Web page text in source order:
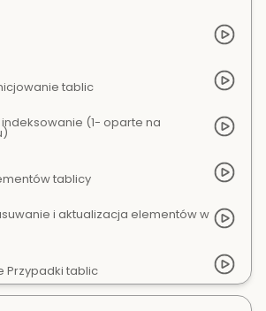
tablic
(1- oparte na
tablicy
i aktualizacja elementów w
Przypadki tablic